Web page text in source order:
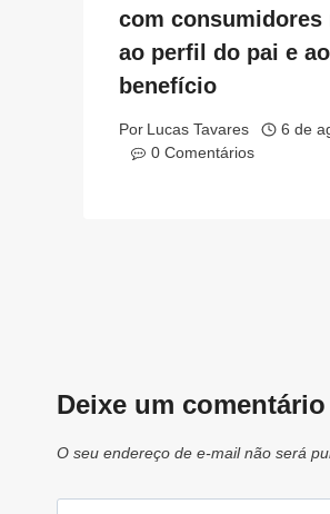
com consumidores
ao perfil do pai e
benefício
Por Lucas Tavares
6 de
0 Comentários
Deixe um comentário
O seu endereço de e-mail não será